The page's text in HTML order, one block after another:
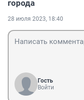
города
28 июля 2023, 18:40
Гость
Войти